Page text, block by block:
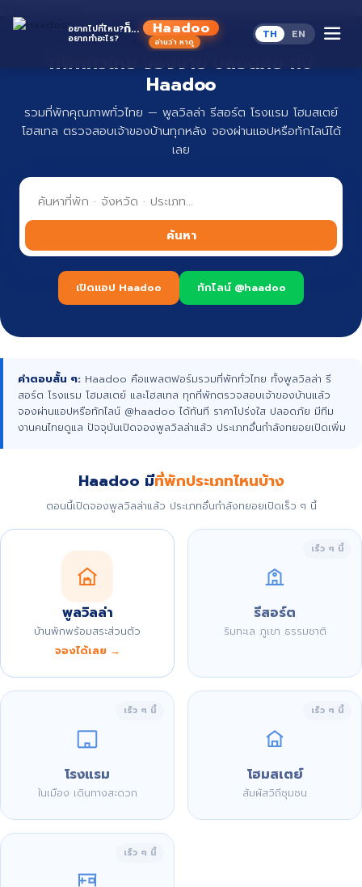
อยากไปที่ไหน?
อยากทำอะไร?
ก็... Haadoo
อ่านว่า หาดู
TH EN
ที่พักทั่วไทย จองง่าย ปลอดภัย กับ
Haadoo
รวมที่พักคุณภาพทั่วไทย — พูลวิลล่า รีสอร์ต โรงแรม โฮมสเตย์
โฮสเทล ตรวจสอบเจ้าของบ้านทุกหลัง จองผ่านแอปหรือทักไลน์ได้
เลย
ค้นหา
เปิดแอป Haadoo ทักไลน์ @haadoo
คำตอบสั้น ๆ: Haadoo คือแพลตฟอร์มรวมที่พักทั่วไทย ทั้งพูลวิลล่า รี
สอร์ต โรงแรม โฮมสเตย์ และโฮสเทล ทุกที่พักตรวจสอบเจ้าของบ้านแล้ว
จองผ่านแอปหรือทักไลน์ @haadoo ได้ทันที ราคาโปร่งใส ปลอดภัย มีทีม
งานคนไทยดูแล ปัจจุบันเปิดจองพูลวิลล่าแล้ว ประเภทอื่นกำลังทยอยเปิดเพิ่ม
Haadoo มีที่พักประเภทไหนบ้าง
ตอนนี้เปิดจองพูลวิลล่าแล้ว ประเภทอื่นกำลังทยอยเปิดเร็ว ๆ นี้
พูลวิลล่า
บ้านพักพร้อมสระส่วนตัว
จองได้เลย →
เร็ว ๆ นี้
รีสอร์ต
ริมทะเล ภูเขา ธรรมชาติ
เร็ว ๆ นี้
โรงแรม
ในเมือง เดินทางสะดวก
เร็ว ๆ นี้
โฮมสเตย์
สัมผัสวิถีชุมชน
เร็ว ๆ นี้